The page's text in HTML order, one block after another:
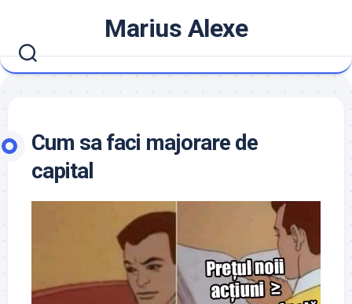
content
Marius Alexe
Cum sa faci majorare de
capital